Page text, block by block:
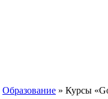
Образование » Курсы